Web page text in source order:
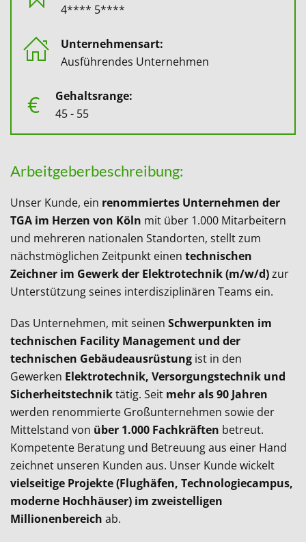
4**** 5****
Unternehmensart:
Ausführendes Unternehmen
€
Gehaltsrange:
45 - 55
Arbeitgeberbeschreibung:
Unser Kunde, ein renommiertes Unternehmen der
TGA im Herzen von Köln mit über 1.000 Mitarbeitern
und mehreren nationalen Standorten, stellt zum
nächstmöglichen Zeitpunkt einen technischen
Zeichner im Gewerk der Elektrotechnik (m/w/d)zur
Unterstützung seines interdisziplinären Teams ein.
Das Unternehmen, mit seinen Schwerpunkten im
technischen Facility Management und der
technischen Gebäudeausrüstung ist in den
Gewerken Elektrotechnik, Versorgungstechnik und
Sicherheitstechniktätig. Seit mehr als 90 Jahren
werden renommierte Großunternehmen sowie der
Mittelstand von über 1.000 Fachkräften betreut.
Kompetente Beratung und Betreuung aus einer Hand
zeichnet unseren Kunden aus. Unser Kunde wickelt
vielseitige Projekte (Flughäfen, Technologiecampus,
moderne Hochhäuser) im zweistelligen
Millionenbereich ab.